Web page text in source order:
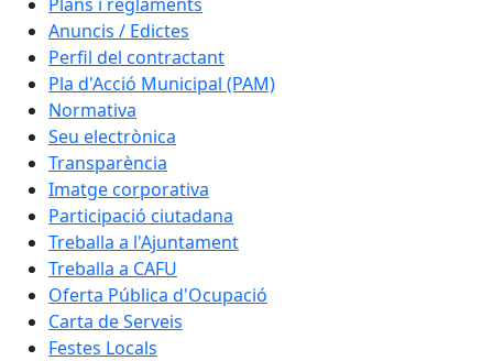
Anuncis / Edictes
Perfil del contractant
Pla d'Acció Municipal (PAM)
Normativa
Seu electrònica
Transparència
Imatge corporativa
Participació ciutadana
Treballa a l'Ajuntament
Treballa a CAFU
Oferta Pública d'Ocupació
Carta de Serveis
Festes Locals